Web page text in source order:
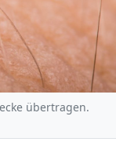
übertragen.